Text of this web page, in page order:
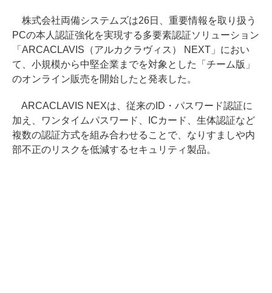
株式会社両備システムズは26日、重要情報を取り扱う
PCの本人認証強化を実現する多要素認証ソリューション
「ARCACLAVIS（アルカクラヴィス） NEXT」におい
て、小規模から中堅企業までを対象とした「チーム版」
のオンライン販売を開始したと発表した。
ARCACLAVIS NEXは、従来のID・パスワード認証に
加え、ワンタイムパスワード、ICカード、生体認証など
複数の認証方式を組み合わせることで、なりすましや内
部不正のリスクを低減するセキュリティ製品。